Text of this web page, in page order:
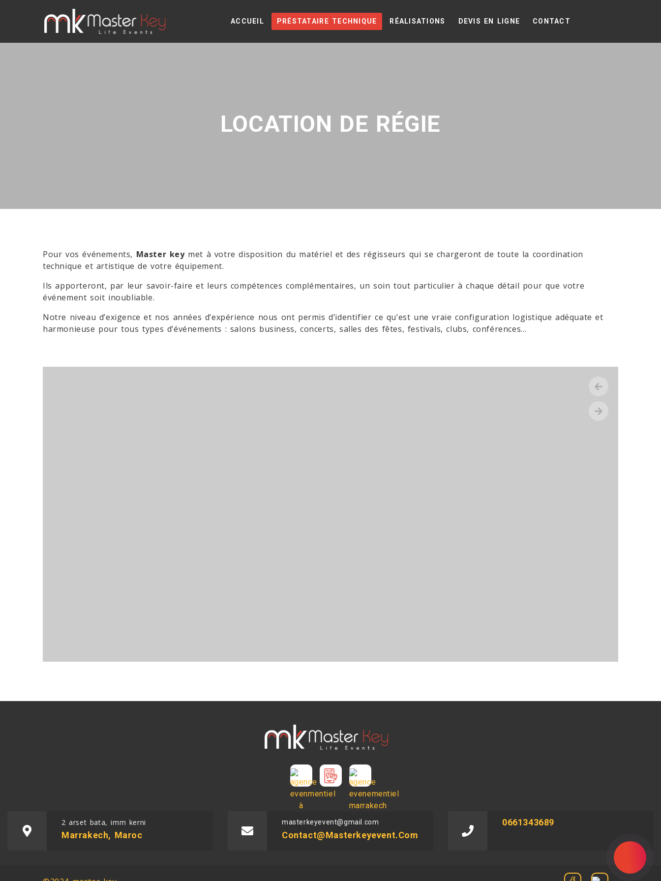
ACCUEIL PRÉSTATAIRE TECHNIQUE RÉALISATIONS DEVIS EN LIGNE CONTACT
LOCATION DE RÉGIE
Pour vos événements, Master keymet à votre disposition du matériel et des régisseurs qui se chargeront de toute la coordination
technique et artistique de votre équipement.
Ils apporteront, par leur savoir-faire et leurs compétences complémentaires, un soin tout particulier à chaque détail pour que votre
événement soit inoubliable.
Notre niveau d’exigence et nos années d’expérience nous ont permis d’identifier ce qu’est une vraie configuration logistique adéquate et
harmonieuse pour tous types d’événements : salons business, concerts, salles des fêtes, festivals, clubs, conférences…
2 arset bata, imm kerni
Marrakech, Maroc
masterkeyevent@gmail.com
Contact@masterkeyevent.com
0661343689